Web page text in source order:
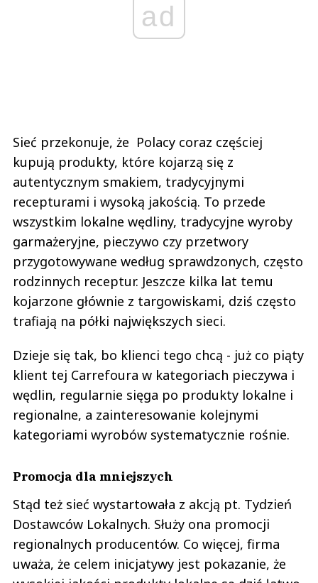
ad
Sieć przekonuje, że Polacy coraz częściej
kupują produkty, które kojarzą się z
autentycznym smakiem, tradycyjnymi
recepturami i wysoką jakością. To przede
wszystkim lokalne wędliny, tradycyjne wyroby
garmażeryjne, pieczywo czy przetwory
przygotowywane według sprawdzonych, często
rodzinnych receptur. Jeszcze kilka lat temu
kojarzone głównie z targowiskami, dziś często
trafiają na półki największych sieci.
Dzieje się tak, bo klienci tego chcą - już co piąty
klient tej Carrefoura w kategoriach pieczywa i
wędlin, regularnie sięga po produkty lokalne i
regionalne, a zainteresowanie kolejnymi
kategoriami wyrobów systematycznie rośnie.
Promocja dla mniejszych
Stąd też sieć wystartowała z akcją pt. Tydzień
Dostawców Lokalnych. Służy ona promocji
regionalnych producentów. Co więcej, firma
uważa, że celem inicjatywy jest pokazanie, że